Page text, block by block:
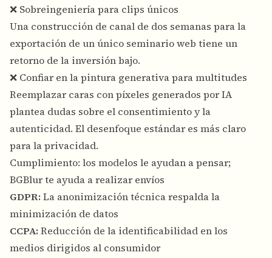
❌ Sobreingeniería para clips únicos
Una construcción de canal de dos semanas para la
exportación de un único seminario web tiene un
retorno de la inversión bajo.
❌ Confiar en la pintura generativa para multitudes
Reemplazar caras con píxeles generados por IA
plantea dudas sobre el consentimiento y la
autenticidad. El desenfoque estándar es más claro
para la privacidad.
Cumplimiento: los modelos le ayudan a pensar;
BGBlur te ayuda a realizar envíos
GDPR: La anonimización técnica respalda la
minimización de datos
CCPA: Reducción de la identificabilidad en los
medios dirigidos al consumidor